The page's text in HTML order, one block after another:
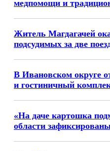
медпомощи и
Житель Магдагачей
подсудимых за две
В Ивановском округе
и гостиничный
«На даче картошка
области